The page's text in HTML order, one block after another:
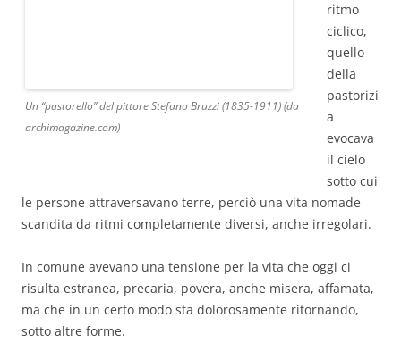
Un “pastorello” del pittore Stefano Bruzzi (1835-1911) (da
archimagazine.com)
ritmo
ciclico,
quello
della
pastorizi
a
evocava
il cielo
sotto cui
le persone attraversavano terre, perciò una vita nomade
scandita da ritmi completamente diversi, anche irregolari.
In comune avevano una tensione per la vita che oggi ci
risulta estranea, precaria, povera, anche misera, affamata,
ma che in un certo modo sta dolorosamente ritornando,
sotto altre forme.